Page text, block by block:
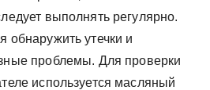
выполнять регулярно.
обнаружить утечки и
проблемы. Для проверки
используется масляный